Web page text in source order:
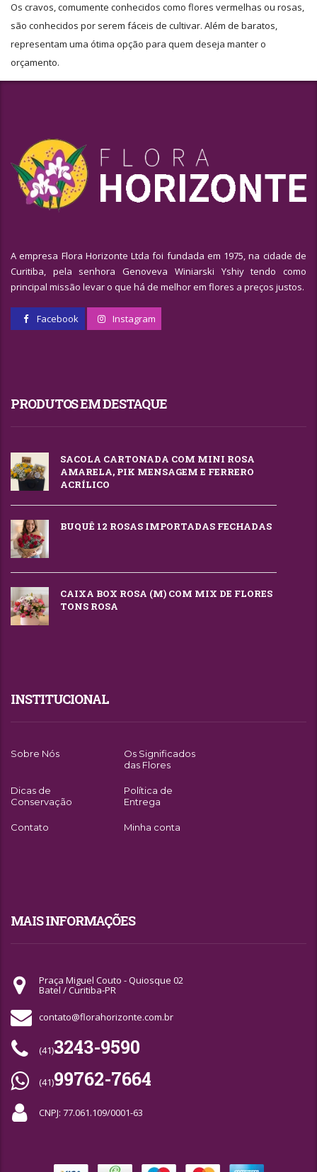
Os cravos, comumente conhecidos como flores vermelhas ou rosas,
são conhecidos por serem fáceis de cultivar. Além de baratos,
representam uma ótima opção para quem deseja manter o
orçamento.
A empresa Flora Horizonte Ltda foi fundada em 1975, na cidade de
Curitiba, pela senhora Genoveva Winiarski Yshiy tendo como
principal missão levar o que há de melhor em flores a preços justos.
Facebook Instagram
PRODUTOS EM DESTAQUE
SACOLA CARTONADA COM MINI ROSA
AMARELA, PIK MENSAGEM E FERRERO
ACRÍLICO
BUQUÊ 12 ROSAS IMPORTADAS FECHADAS
CAIXA BOX ROSA (M) COM MIX DE FLORES
TONS ROSA
INSTITUCIONAL
Sobre Nós
Os Significados
das Flores
Dicas de
Conservação
Política de
Entrega
Contato Minha conta
MAIS INFORMAÇÕES
Praça Miguel Couto - Quiosque 02
Batel / Curitiba-PR
contato@florahorizonte.com.br
(41)3243-9590
(41)99762-7664
CNPJ: 77.061.109/0001-63